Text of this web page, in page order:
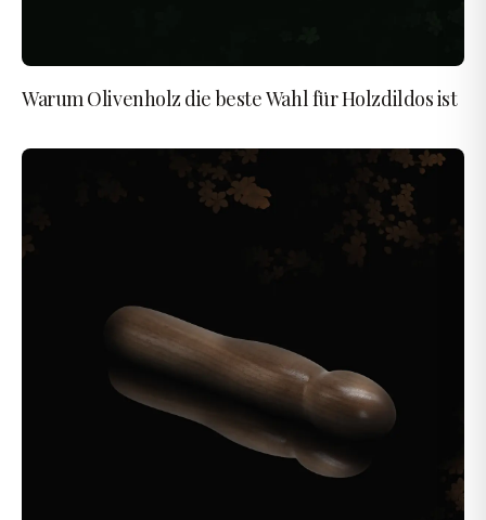
Warum Olivenholz die beste Wahl für Holzdildos ist